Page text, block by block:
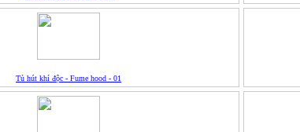
Tủ hút khí độc - Fume hood - 01